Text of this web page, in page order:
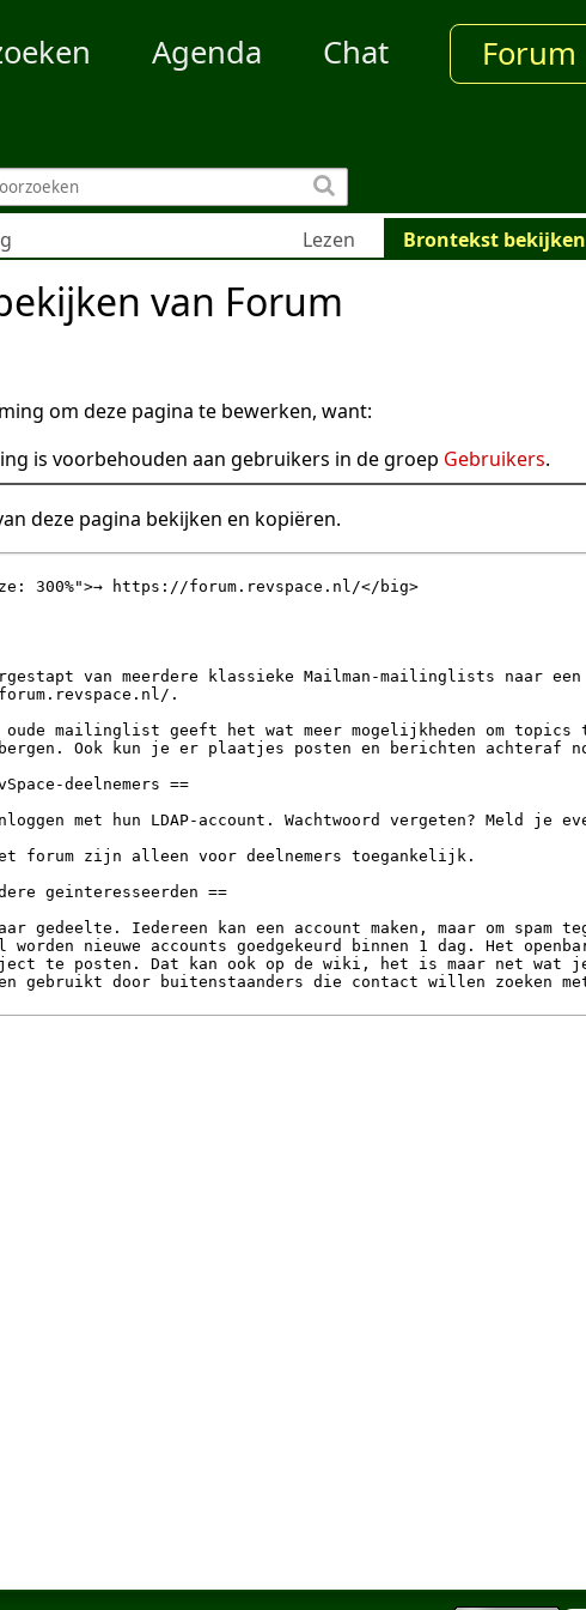
Agenda Chat Forum
Lezen Brontekst bekijken
van Forum
om deze pagina te bewerken, want:
is voorbehouden aan gebruikers in de groep Gebruikers.
deze pagina bekijken en kopiëren.